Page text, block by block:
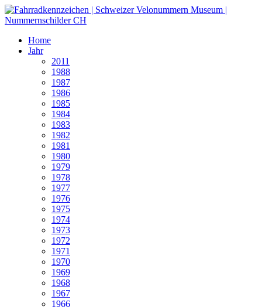
Home
Jahr
2011
1988
1987
1986
1985
1984
1983
1982
1981
1980
1979
1978
1977
1976
1975
1974
1973
1972
1971
1970
1969
1968
1967
1966